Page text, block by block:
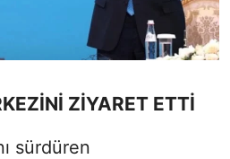
ZİYARET ETTİ
sürdüren